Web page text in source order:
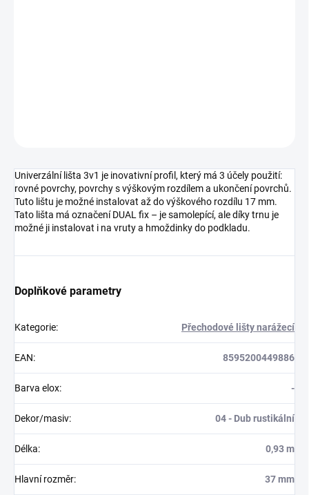
Univerzální lišta 3v1 je inovativní profil, který má 3 účely použití:
rovné povrchy, povrchy s výškovým rozdílem a ukončení povrchů.
Tuto lištu je možné instalovat až do výškového rozdílu 17 mm.
Tato lišta má označení DUAL fix – je samolepící, ale díky trnu je
možné ji instalovat i na vruty a hmoždinky do podkladu.
Doplňkové parametry
Kategorie: Přechodové lišty narážecí
EAN: 8595200449886
Barva elox: -
Dekor/masiv: 04 - Dub rustikální
Délka: 0,93 m
Hlavní rozměr: 37 mm